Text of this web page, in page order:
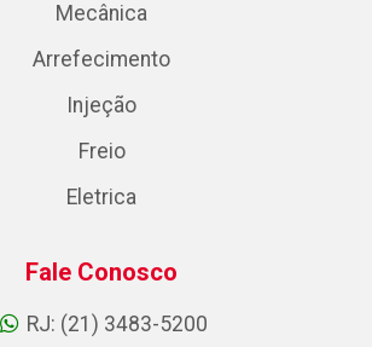
Mecânica
Arrefecimento
Injeção
Freio
Eletrica
Fale Conosco
RJ: (21) 3483-5200